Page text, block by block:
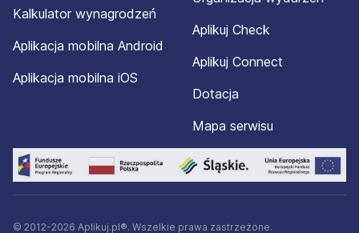
Kalkulator wynagrodzeń
Aplikacja mobilna Android
Aplikacja mobilna iOS
Aplikuj Check
Aplikuj Connect
Dotacja
Mapa serwisu
© 2012-2026 Aplikuj.pl®. Wszelkie prawa zastrzeżone.